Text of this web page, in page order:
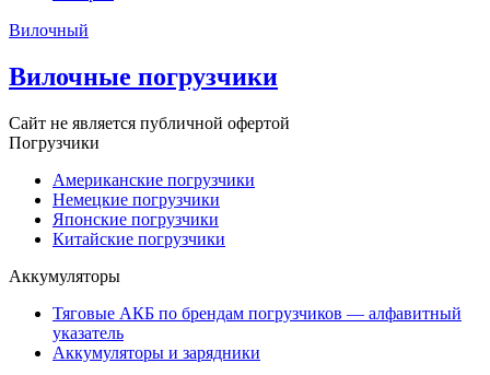
Вилочный
Вилочные погрузчики
Сайт не является публичной офертой
Погрузчики
Американские погрузчики
Немецкие погрузчики
Японские погрузчики
Китайские погрузчики
Аккумуляторы
Тяговые АКБ по брендам погрузчиков — алфавитный
указатель
Аккумуляторы и зарядники